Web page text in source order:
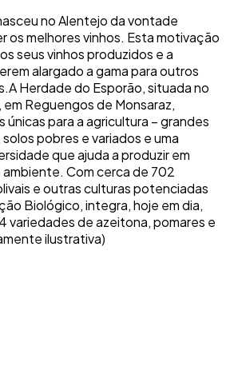
no Alentejo da vontade
os melhores vinhos. Esta motivação
seus vinhos produzidos e a
alargado a gama para outros
Herdade do Esporão, situada no
Reguengos de Monsaraz,
para a agricultura – grandes
pobres e variados e uma
que ajuda a produzir em
ambiente. Com cerca de 702
e outras culturas potenciadas
Biológico, integra, hoje em dia,
variedades de azeitona, pomares e
ilustrativa)